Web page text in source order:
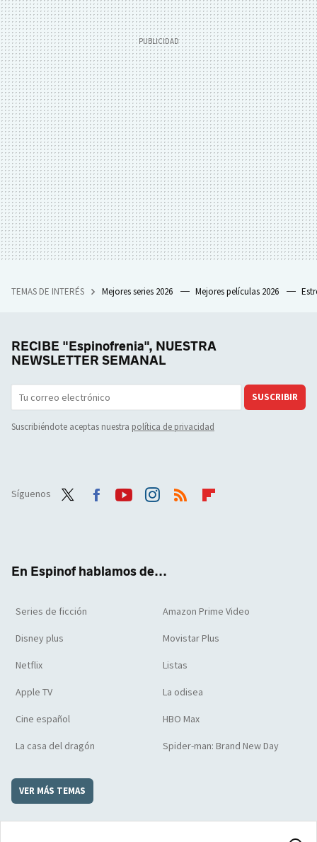
TEMAS DE INTERÉS Mejores series 2026 Mejores películas 2026
RECIBE "Espinofrenia", NUESTRA
NEWSLETTER SEMANAL
SUSCRIBIR
Suscribiéndote aceptas nuestra política de privacidad
Síguenos
En Espinof hablamos de...
Series de ficción Amazon Prime Video
Disney plus Movistar Plus
Netflix Listas
Apple TV La odisea
Cine español HBO Max
La casa del dragón Spider-man: Brand New Day
VER MÁS TEMAS